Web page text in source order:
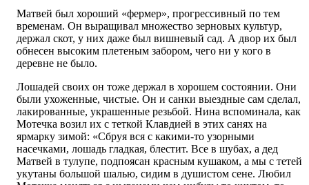
Матвей был хороший «фермер», прогрессивный по тем
временам. Он выращивал множество зерновых культур,
держал скот, у них даже был вишневый сад. А двор их был
обнесен высоким плетеным забором, чего ни у кого в
деревне не было.
Лошадей своих он тоже держал в хорошем состоянии. Они
были ухоженные, чистые. Он и санки выездные сам сделал,
лакированные, украшенные резьбой. Нина вспоминала, как
Мотечка возил их с теткой Клавдией в этих санях на
ярмарку зимой: «Сбруя вся с какими-то узорными
насечками, лошадь гладкая, блестит. Все в шубах, а дед
Матвей в тулупе, подпоясан красным кушаком, а мы с тетей
укутаны большой шалью, сидим в душистом сене. Любил